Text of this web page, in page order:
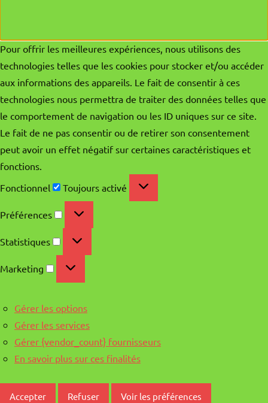
Pour offrir les meilleures expériences, nous utilisons des
technologies telles que les cookies pour stocker et/ou accéder
aux informations des appareils. Le fait de consentir à ces
technologies nous permettra de traiter des données telles que
le comportement de navigation ou les ID uniques sur ce site.
Le fait de ne pas consentir ou de retirer son consentement
peut avoir un effet négatif sur certaines caractéristiques et
fonctions.
Fonctionnel
Fonctionnel
Toujours activé
Préférences Préférences
Statistiques Statistiques
Marketing Marketing
Gérer les options
Gérer les services
Gérer {vendor_count} fournisseurs
En savoir plus sur ces finalités
Accepter Refuser Voir les préférences